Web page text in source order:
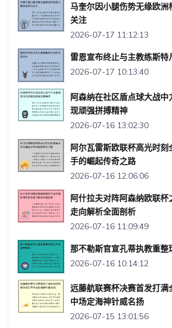
马奎尔因小腿伤势无缘欧洲
关注
2026-07-17 11:12:13
雷恩宣布终止与主教练斯特
2026-07-17 10:13:40
阿森纳在社区盾点球大战
现顽强拼搏精神
2026-07-16 13:02:30
阿尔瓦雷斯欧联杯高光时
手的崛起传奇之路
2026-07-16 12:06:06
阿什拉夫对阵阿森纳欧联杯
走向解析全面剖析
2026-07-16 11:09:49
那不勒斯官宣孔蒂执教重整
2026-07-16 10:14:12
远藤航联赛杯决赛首发打满
中场定海神针威名扬
2026-07-15 13:01:56